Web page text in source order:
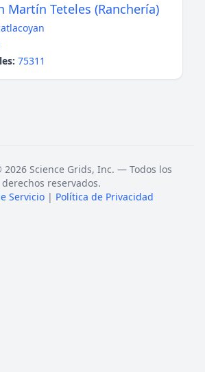
Martín Teteles (Ranchería)
75311
2026 Science Grids, Inc. — Todos los
derechos reservados.
Servicio | Política de Privacidad